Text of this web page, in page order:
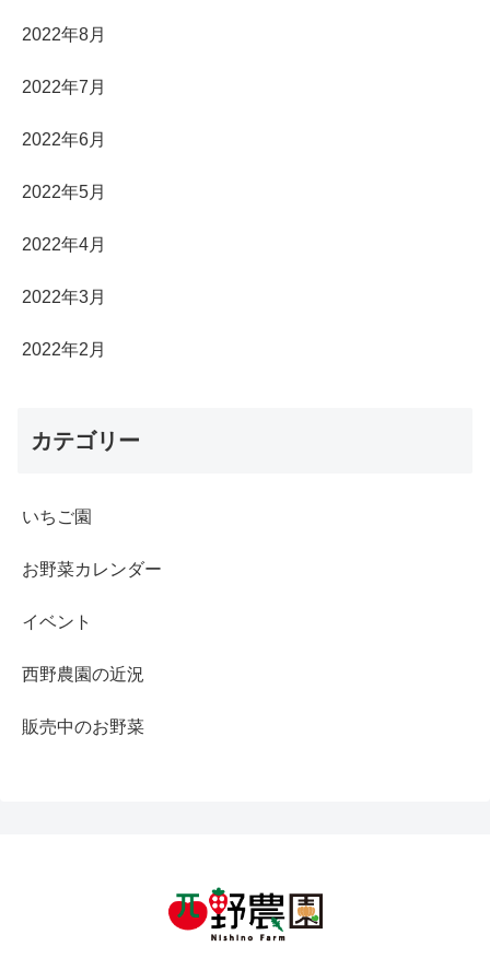
2022年8月
2022年7月
2022年6月
2022年5月
2022年4月
2022年3月
2022年2月
カテゴリー
いちご園
お野菜カレンダー
イベント
西野農園の近況
販売中のお野菜